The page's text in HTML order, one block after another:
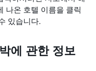
나온 호텔 이름을 클릭
있습니다.
에 관한 정보